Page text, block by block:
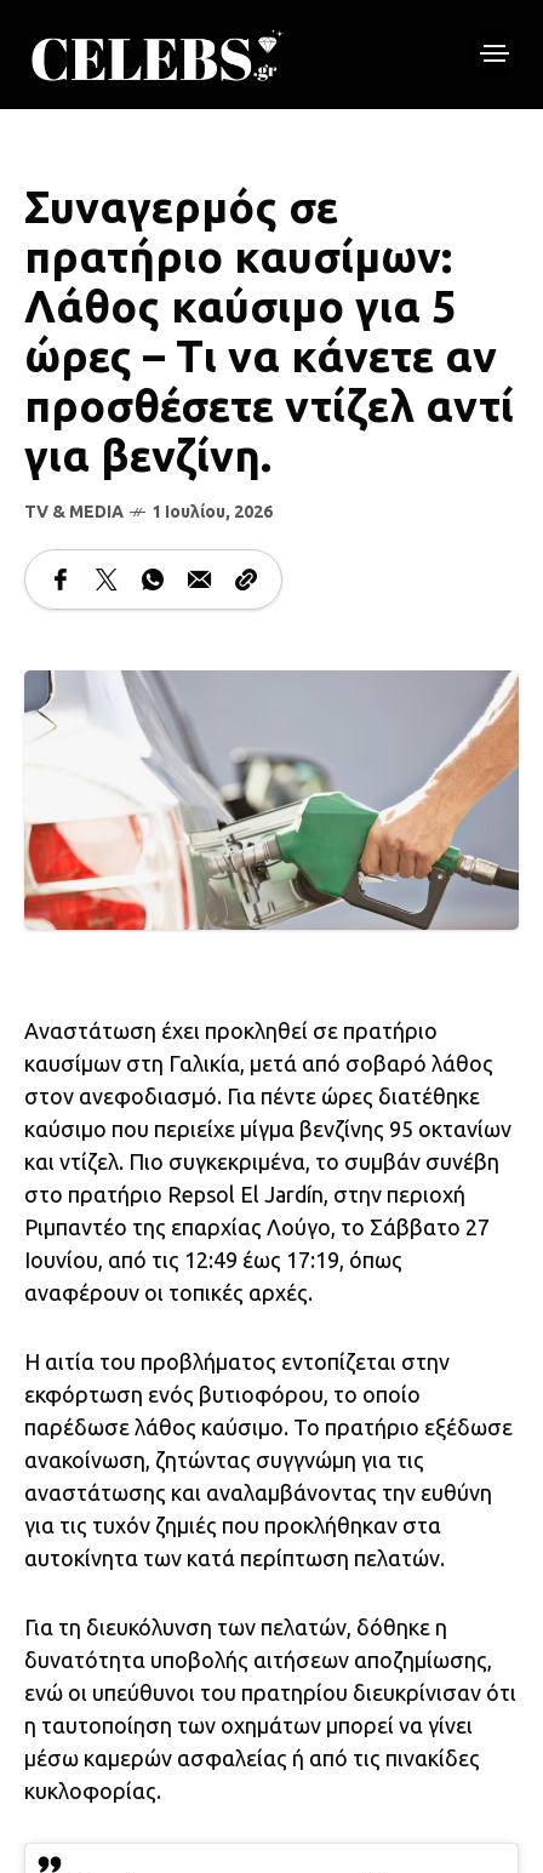
Συναγερμός σε
πρατήριο καυσίμων:
Λάθος καύσιμο για 5
ώρες – Τι να κάνετε αν
προσθέσετε ντίζελ αντί
για βενζίνη.
TV & MEDIA 1 Ιουλίου, 2026
Αναστάτωση έχει προκληθεί σε πρατήριο
καυσίμων στη Γαλικία, μετά από σοβαρό λάθος
στον ανεφοδιασμό. Για πέντε ώρες διατέθηκε
καύσιμο που περιείχε μίγμα βενζίνης 95 οκτανίων
και ντίζελ. Πιο συγκεκριμένα, το συμβάν συνέβη
στο πρατήριο Repsol El Jardín, στην περιοχή
Ριμπαντέο της επαρχίας Λούγο, το Σάββατο 27
Ιουνίου, από τις 12:49 έως 17:19, όπως
αναφέρουν οι τοπικές αρχές.
Η αιτία του προβλήματος εντοπίζεται στην
εκφόρτωση ενός βυτιοφόρου, το οποίο
παρέδωσε λάθος καύσιμο. Το πρατήριο εξέδωσε
ανακοίνωση, ζητώντας συγγνώμη για τις
αναστάτωσης και αναλαμβάνοντας την ευθύνη
για τις τυχόν ζημιές που προκλήθηκαν στα
αυτοκίνητα των κατά περίπτωση πελατών.
Για τη διευκόλυνση των πελατών, δόθηκε η
δυνατότητα υποβολής αιτήσεων αποζημίωσης,
ενώ οι υπεύθυνοι του πρατηρίου διευκρίνισαν ότι
η ταυτοποίηση των οχημάτων μπορεί να γίνει
μέσω καμερών ασφαλείας ή από τις πινακίδες
κυκλοφορίας.